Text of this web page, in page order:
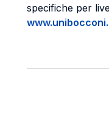
specifiche per